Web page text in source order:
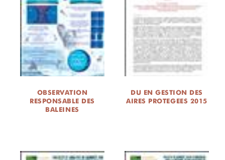
OBSERVATION
RESPONSABLE DES
BALEINES
DU EN GESTION DES
AIRES PROTEGEES 2015